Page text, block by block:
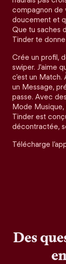
compagnon de
doucement et
Que tu saches
Tinder te
Crée un profil,
swiper. J'aime
c’est un Match.
un Message,
passe. Avec
Mode Musique,
Tinder est
décontractée,
Télécharge
Des